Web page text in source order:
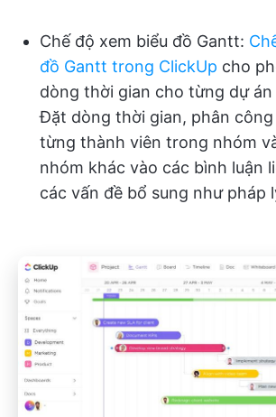
Chế độ xem biểu đồ Gantt:
đồ Gantt trong ClickUp cho
dòng thời gian cho từng dự án
Đặt dòng thời gian, phân
từng thành viên trong nhóm
nhóm khác vào các bình luận
các vấn đề bổ sung như pháp